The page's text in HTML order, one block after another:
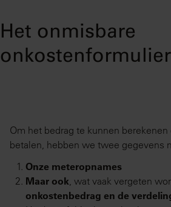
Het onmisbare
onkostenformulier
Om het bedrag te kunnen
betalen, hebben we twee gegevens
Onze meteropnames
Maar ook, wat vaak vergeten
onkostenbedrag en de